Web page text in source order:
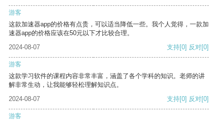
游客
这款加速器app的价格有点贵，可以适当降低一些。我个人觉得，一款加
速器app的价格应该在50元以下才比较合理。
2024-08-07
支持[0] 反对[0]
游客
这款学习软件的课程内容非常丰富，涵盖了各个学科的知识。老师的讲
解非常生动，让我能够轻松理解知识点。
2024-08-07
支持[0] 反对[0]
游客